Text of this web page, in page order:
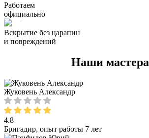
Работаем
официально
Вскрытие без царапин
и повреждений
Наши мастера
Жуковень Александр
4.8
Бригадир, опыт работы 7 лет